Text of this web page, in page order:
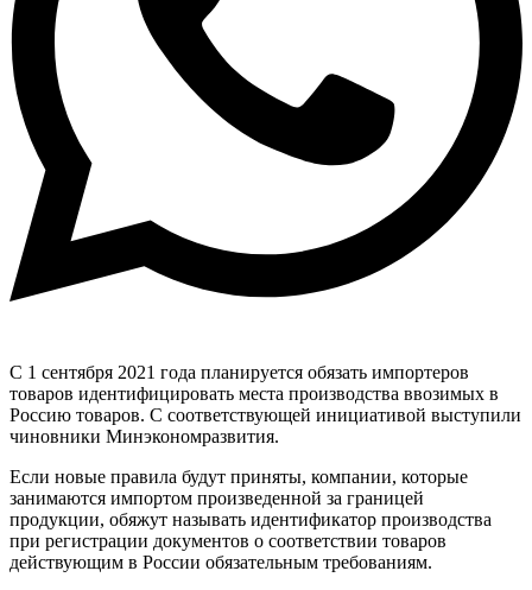
С 1 сентября 2021 года планируется обязать импортеров
товаров идентифицировать места производства ввозимых в
Россию товаров. С соответствующей инициативой выступили
чиновники Минэкономразвития.
Если новые правила будут приняты, компании, которые
занимаются импортом произведенной за границей
продукции, обяжут называть идентификатор производства
при регистрации документов о соответствии товаров
действующим в России обязательным требованиям.